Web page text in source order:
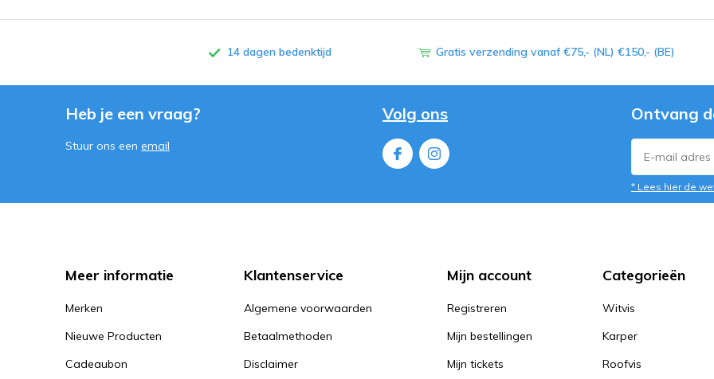
14 dagen bedenktijd Gratis verzending vanaf €75,- (NL) €150,- (BE)
Heb je een vraag?
Stuur ons een email
Volg ons Ontvang
* Lees hier de
Meer informatie
Merken
Nieuwe Producten
Cadeaubon
Klantenservice
Algemene voorwaarden
Betaalmethoden
Disclaimer
Mijn account
Registreren
Mijn bestellingen
Mijn tickets
Categorieën
Witvis
Karper
Roofvis